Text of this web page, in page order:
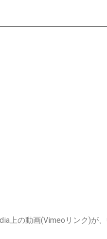
上の動画(Vimeoリンク)が